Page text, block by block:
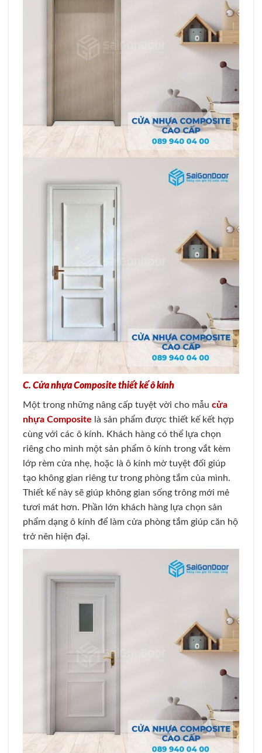
C. Cửa nhựa Composite thiết kế ô kính
Một trong những nâng cấp tuyệt vời cho mẫu cửa
nhựa Composite là sản phẩm được thiết kế kết hợp
cùng với các ô kính. Khách hàng có thể lựa chọn
riêng cho mình một sản phẩm ô kính trong vắt kèm
lớp rèm cửa nhẹ, hoặc là ô kính mờ tuyệt đối giúp
tạo không gian riêng tư trong phòng tắm của mình.
Thiết kế này sẽ giúp không gian sống trông mới mẻ
tươi mát hơn. Phần lớn khách hàng lựa chọn sản
phẩm dạng ô kính để làm cửa phòng tắm giúp căn hộ
trở nên hiện đại.